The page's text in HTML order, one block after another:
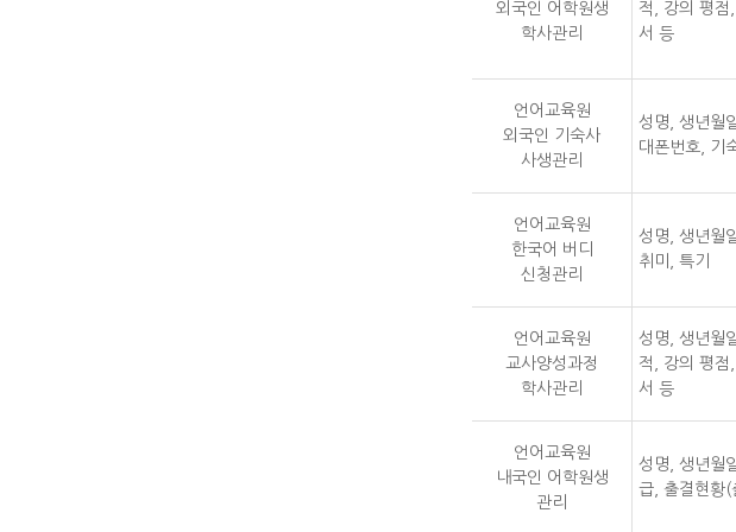
외국인 어학원생
학사관리
적, 강의 평점
서 등
언어교육원
외국인 기숙사
사생관리
성명, 생년월
대폰번호, 기
언어교육원
한국어 버디
신청관리
성명, 생년월
취미, 특기
언어교육원
교사양성과정
학사관리
성명, 생년월
적, 강의 평점
서 등
언어교육원
내국인 어학원생
관리
성명, 생년월
급, 출결현황(